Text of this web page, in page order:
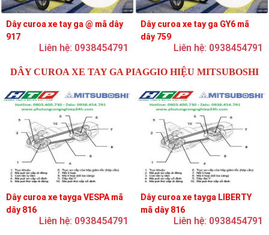
Dây curoa xe tay ga @ mã dây
917
Liên hệ: 0938454791
Dây curoa xe tay ga GY6 mã
dây 759
Liên hệ: 0938454791
DÂY CUROA XE TAY GA PIAGGIO HIỆU MITSUBOSHI
Dây curoa xe tayga VESPA mã
dây 816
Liên hệ: 0938454791
Dây curoa xe tayga LIBERTY
mã dây 816
Liên hệ: 0938454791